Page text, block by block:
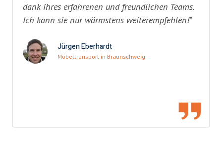
dank ihres erfahrenen und freundlichen Teams.
Ich kann sie nur wärmstens weiterempfehlen!"
Jürgen Eberhardt
Möbeltransport in Braunschweig